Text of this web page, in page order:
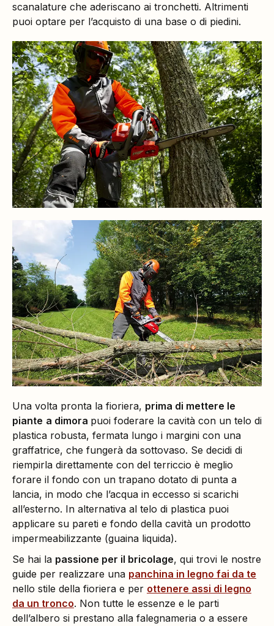
scanalature che aderiscano ai tronchetti. Altrimenti
puoi optare per l’acquisto di una base o di piedini.
Una volta pronta la fioriera, prima di mettere le
piante a dimora puoi foderare la cavità con un telo di
plastica robusta, fermata lungo i margini con una
graffatrice, che fungerà da sottovaso. Se decidi di
riempirla direttamente con del terriccio è meglio
forare il fondo con un trapano dotato di punta a
lancia, in modo che l’acqua in eccesso si scarichi
all’esterno. In alternativa al telo di plastica puoi
applicare su pareti e fondo della cavità un prodotto
impermeabilizzante (guaina liquida).
Se hai la passione per il bricolage, qui trovi le nostre
guide per realizzare una panchina in legno fai da te
nello stile della fioriera e per ottenere assi di legno
da un tronco. Non tutte le essenze e le parti
dell’albero si prestano alla falegnameria o a essere